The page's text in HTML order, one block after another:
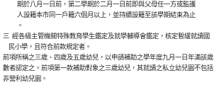
          期於八月一日前，第二學期於二月一日前即與父母任一方或監護
          人設籍本市同一戶籍六個月以上，並持續設籍至該學期結束為止
          。
三  經各級主管機關特殊教育學生鑑定及就學輔導會鑑定，核定暫緩就讀國
    民小學，且符合前款規定者。
前項所稱之三歲、四歲及五歲幼兒，以申請補助之學年度九月一日年滿該歲
數者認定之。前項第一款補助對象之三歲幼兒，其就讀之私立幼兒園不包括
非營利幼兒園。